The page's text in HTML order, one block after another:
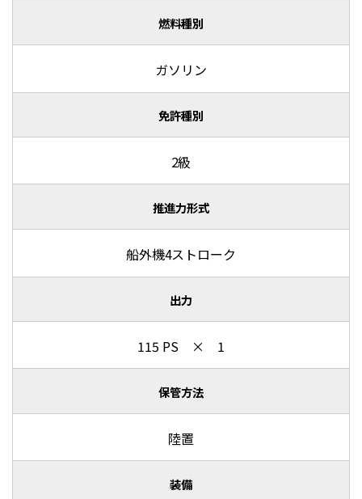
燃料種別
ガソリン
免許種別
2級
推進力形式
船外機4ストローク
出力
115 PS × 1
保管方法
陸置
装備